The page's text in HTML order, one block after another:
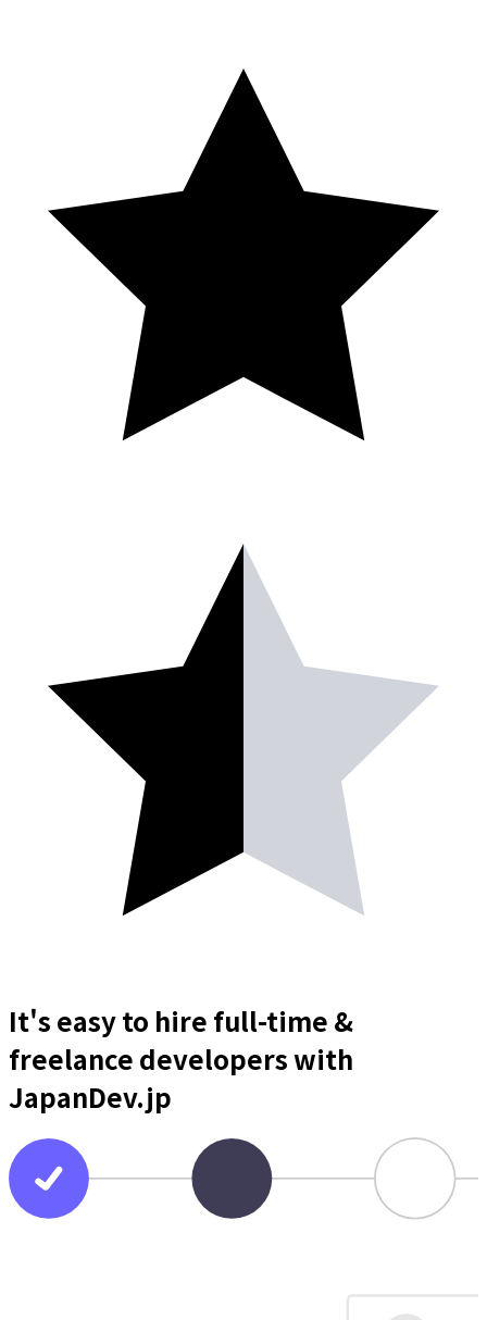
It's easy to hire full-time &
freelance developerswith
JapanDev.jp